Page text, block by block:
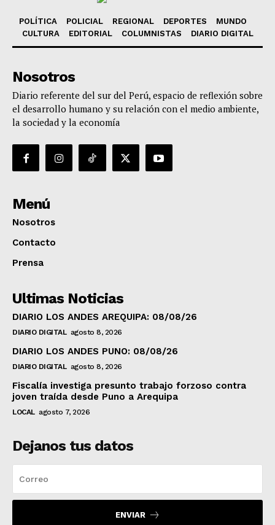
POLÍTICA POLICIAL REGIONAL DEPORTES
MUNDO
CULTURA
EDITORIAL COLUMNISTAS DIARIO DIGITAL
Nosotros
Diario referente del sur del Perú, espacio de reflexión sobre
el desarrollo humano y su relación con el medio ambiente,
la sociedad y la economía
Menú
Nosotros
Contacto
Prensa
Ultimas Noticias
DIARIO LOS ANDES AREQUIPA: 08/08/26
DIARIO DIGITAL agosto 8, 2026
DIARIO LOS ANDES PUNO: 08/08/26
DIARIO DIGITAL agosto 8, 2026
Fiscalía investiga presunto trabajo forzoso contra
joven traída desde Puno a Arequipa
LOCAL agosto 7, 2026
Dejanos tus datos
ENVIAR